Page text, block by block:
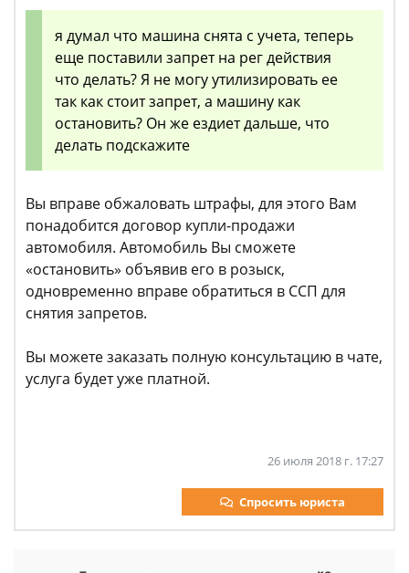
я думал что машина снята с учета, теперь
еще поставили запрет на рег действия
что делать? Я не могу утилизировать ее
так как стоит запрет, а машину как
остановить? Он же ездиет дальше, что
делать подскажите
Вы вправе обжаловать штрафы, для этого Вам
понадобится договор купли-продажи
автомобиля. Автомобиль Вы сможете
«остановить» объявив его в розыск,
одновременно вправе обратиться в ССП для
снятия запретов.
Вы можете заказать полную консультацию в чате,
услуга будет уже платной.
26 июля 2018 г. 17:27
Спросить юриста